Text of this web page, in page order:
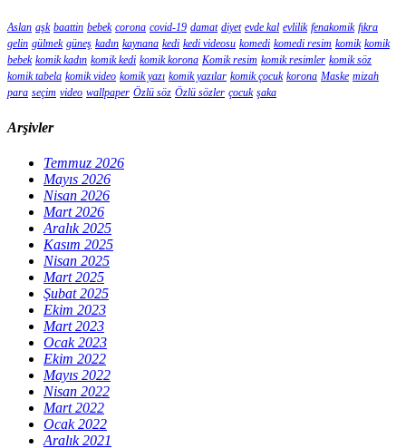
Aslan aşk baattin bebek corona covid-19 damat diyet evde kal evlilik fenakomik fıkra
gelin gülmek güneş kadın kaynana kedi kedi videosu komedi komedi resim komik komik
bebek komik kadın komik kedi komik korona Komik resim komik resimler komik söz
komik tabela komik video komik yazı komik yazılar komik çocuk korona Maske mizah
para seçim video wallpaper Özlü söz Özlü sözler çocuk şaka
Arşivler
Temmuz 2026
Mayıs 2026
Nisan 2026
Mart 2026
Aralık 2025
Kasım 2025
Nisan 2025
Mart 2025
Şubat 2025
Ekim 2023
Mart 2023
Ocak 2023
Ekim 2022
Mayıs 2022
Nisan 2022
Mart 2022
Ocak 2022
Aralık 2021